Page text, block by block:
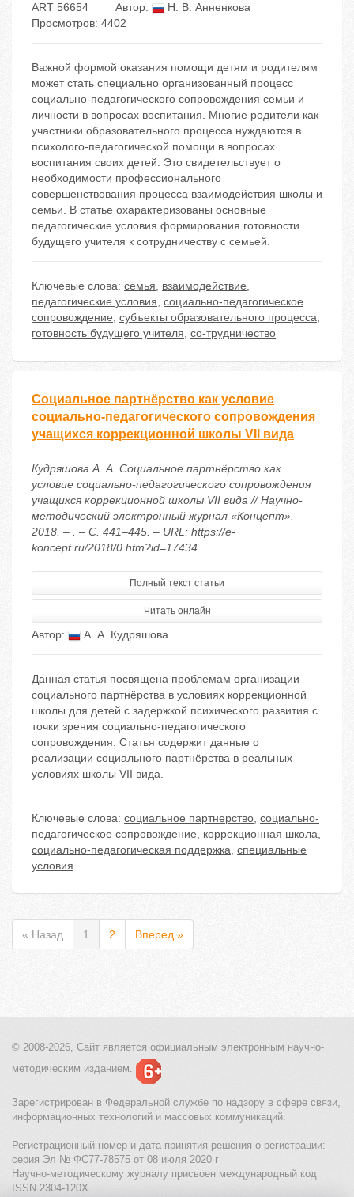
ART 56654 Автор:
Н. В. Анненкова
Просмотров: 4402
Важной формой оказания помощи детям и родителям
может стать специально организованный процесс
социально-педагогического сопровождения семьи и
личности в вопросах воспитания. Многие родители как
участники образовательного процесса нуждаются в
психолого-педагогической помощи в вопросах
воспитания своих детей. Это свидетельствует о
необходимости профессионального
совершенствования процесса взаимодействия школы и
семьи. В статье охарактеризованы основные
педагогические условия формирования готовности
будущего учителя к сотрудничеству с семьей.
Ключевые слова: семья, взаимодействие,
педагогические условия, социально-педагогическое
сопровождение, субъекты образовательного процесса,
готовность будущего учителя, со-трудничество
Социальное партнёрство как условие
социально-педагогического сопровождения
учащихся коррекционной школы VII вида
Кудряшова А. А. Социальное партнёрство как
условие социально-педагогического сопровождения
учащихся коррекционной школы VII вида // Научно-
методический электронный журнал «Концепт». –
2018. – . – С. 441–445. – URL: https://e-
koncept.ru/2018/0.htm?id=17434
Полный текст статьи
Читать онлайн
Автор: А. А. Кудряшова
Данная статья посвящена проблемам организации
социального партнёрства в условиях коррекционной
школы для детей с задержкой психического развития с
точки зрения социально-педагогического
сопровождения. Статья содержит данные о
реализации социального партнёрства в реальных
условиях школы VII вида.
Ключевые слова: социальное партнерство, социально-
педагогическое сопровождение, коррекционная школа,
социально-педагогическая поддержка, специальные
условия
« Назад 1 2 Вперед »
© 2008-2026, Сайт является официальным электронным научно-
методическим изданием.
Зарегистрирован в Федеральной службе по надзору в сфере связи,
информационных технологий и массовых коммуникаций.
Регистрационный номер и дата принятия решения о регистрации:
серия Эл № ФС77-78575 от 08 июля 2020 г
Научно-методическому журналу присвоен международный код
ISSN 2304-120X